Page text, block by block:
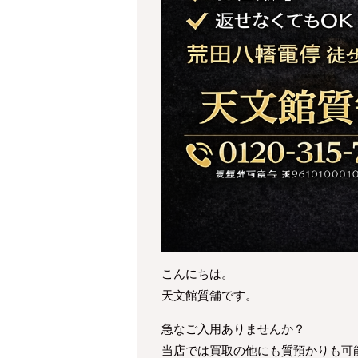
こんにちは。
天文館質舗です。
急なご入用ありませんか？
当店では買取の他にも質預かりも可